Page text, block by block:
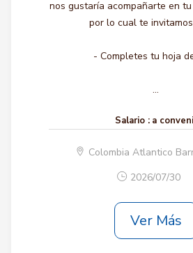
nos gustaría acompañarte en
por lo cual te
- Completes tu hoja
...
Salario : a
Colombia Atlantico
2026/07/30
Ver Más